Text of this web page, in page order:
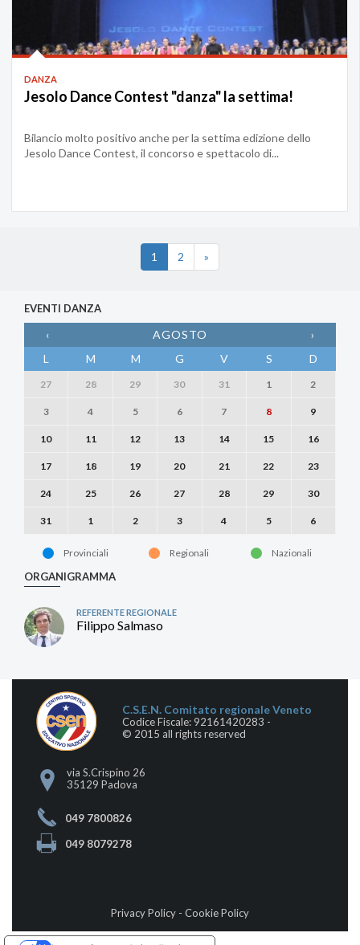
DANZA
Jesolo Dance Contest "danza" la settima!
Bilancio molto positivo anche per la settima edizione dello
Jesolo Dance Contest, il concorso e spettacolo di...
1 2 »
EVENTI DANZA
‹ AGOSTO
›
L
M M G V S D
27 28 29 30 31 1 2
3 4 5 6 7 8 9
10 11 12 13 14 15 16
17 18 19 20 21 22 23
24 25 26 27 28 29 30
31 1 2 3 4 5 6
Provinciali Regionali Nazionali
ORGANIGRAMMA
REFERENTE REGIONALE
Filippo Salmaso
C.S.E.N. Comitato regionale Veneto
Codice Fiscale: 92161420283 -
© 2015 all rights reserved
via S.Crispino 26
35129 Padova
049 7800826
049 8079278
Privacy Policy - Cookie Policy